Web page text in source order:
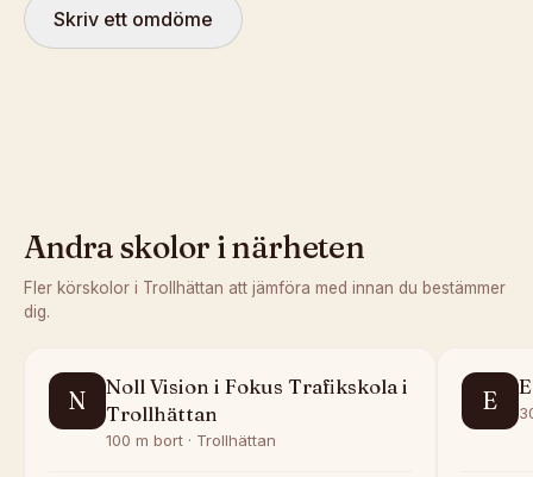
Skriv ett omdöme
Andra skolor i närheten
Fler körskolor i Trollhättan att jämföra med innan du bestämmer
dig.
N
Noll Vision i Fokus Trafikskola i
Trollhättan
100 m bort · Trollhättan
E